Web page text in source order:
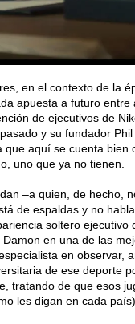
en el contexto de la
apuesta a futuro entre
de ejecutivos de
y su fundador
aquí se cuenta bien
uno que ya no tienen.
–a quien, de hecho,
de espaldas y no
soltero ejecutivo
en una de las
en observar,
de ese deporte
tratando de que esos
les digan en cada